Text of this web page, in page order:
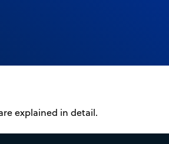
explained in detail.